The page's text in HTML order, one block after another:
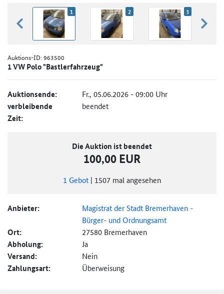
zurück blättern
1 2 3
Auktions-ID:963500
1 VW Polo "Bastlerfahrzeug"
Auktionsende: Fr., 05.06.2026 - 09:00 Uhr
verbleibende
Zeit:
beendet
Die Auktion ist beendet
100,00 EUR
1 Gebot | 1507 mal angesehen
Anbieter:
Magistrat der Stadt Bremerhaven -
Bürger- und Ordnungsamt
Ort: 27580 Bremerhaven
Abholung: Ja
Versand: Nein
Zahlungsart: Überweisung